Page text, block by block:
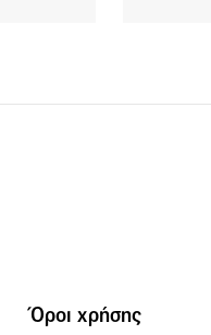
Όροι χρήσης